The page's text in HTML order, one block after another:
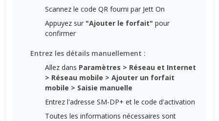
Scannez le code QR fourni par Jett On
Appuyez sur "Ajouter le forfait" pour
confirmer
Entrez les détails manuellement :
Allez dans Paramètres > Réseau et Internet
> Réseau mobile > Ajouter un forfait
mobile > Saisie manuelle
Entrez l'adresse SM-DP+ et le code d'activation
Toutes les informations nécessaires sont